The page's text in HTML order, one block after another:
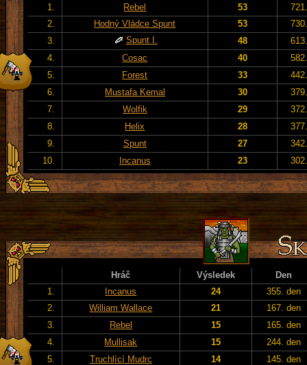
1.
Rebel 53
2.
Hodný Vládce Spunt 53
3.
Spunt I. 48
4.
Cosac 40
5.
Forest 33
6.
Mustafa Kemal 30
7.
Wolfik 29
8.
Helix 28
9.
Spunt 27
10.
Incanus 23
Hráč Výsledek
Den
1.
Incanus 24
355. den
2.
William Wallace 21
167. den
3.
Rebel 15
165. den
4.
Mullisak 15
244. den
5.
Truchlící Mudrc 14
145. den